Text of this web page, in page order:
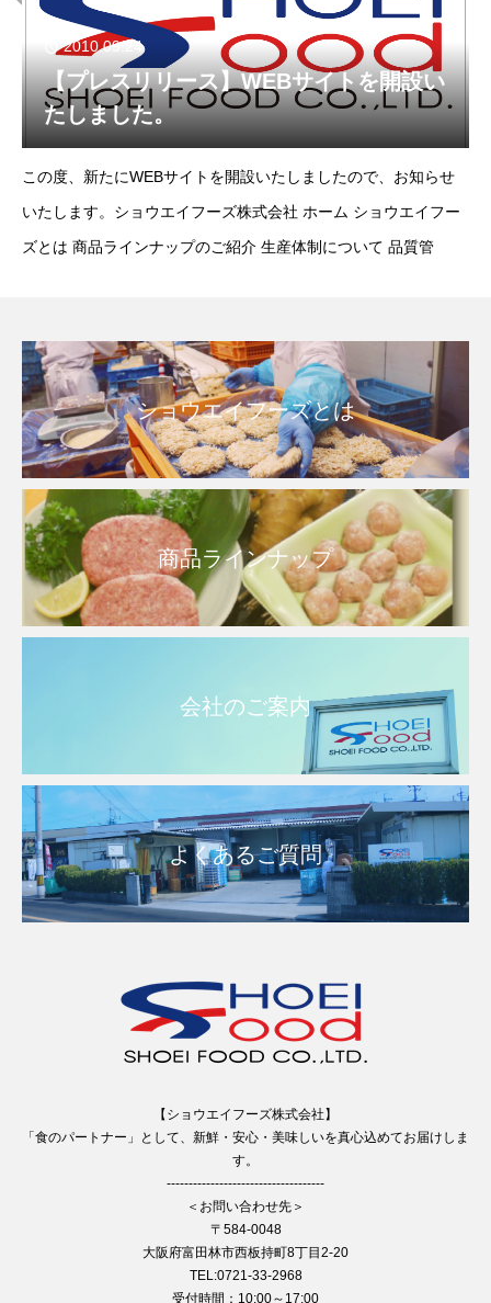
2010.09.24
【プレスリリース】WEBサイトを開設い
たしました。
この度、新たにWEBサイトを開設いたしましたので、お知らせ
いたします。ショウエイフーズ株式会社 ホーム ショウエイフー
ズとは 商品ラインナップのご紹介 生産体制について 品質管
ショウエイフーズとは
商品ラインナップ
会社のご案内
よくあるご質問
【ショウエイフーズ株式会社】
「食のパートナー」として、新鮮・安心・美味しいを真心込めてお届けしま
す。
------------------------------------
＜お問い合わせ先＞
〒584-0048
大阪府富田林市西板持町8丁目2-20
TEL:0721-33-2968
受付時間：10:00～17:00